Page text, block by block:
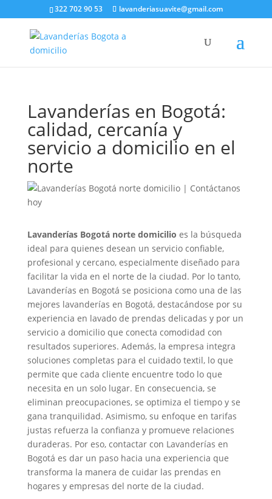
322 702 90 53 lavanderiasuavite@gmail.com
Lavanderías en Bogotá:
calidad, cercanía y
servicio a domicilio en el
norte
Lavanderías Bogotá norte domicilio es la búsqueda
ideal para quienes desean un servicio confiable,
profesional y cercano, especialmente diseñado para
facilitar la vida en el norte de la ciudad. Por lo tanto,
Lavanderías en Bogotá se posiciona como una de las
mejores lavanderías en Bogotá, destacándose por su
experiencia en lavado de prendas delicadas y por un
servicio a domicilio que conecta comodidad con
resultados superiores. Además, la empresa integra
soluciones completas para el cuidado textil, lo que
permite que cada cliente encuentre todo lo que
necesita en un solo lugar. En consecuencia, se
eliminan preocupaciones, se optimiza el tiempo y se
gana tranquilidad. Asimismo, su enfoque en tarifas
justas refuerza la confianza y promueve relaciones
duraderas. Por eso, contactar con Lavanderías en
Bogotá es dar un paso hacia una experiencia que
transforma la manera de cuidar las prendas en
hogares y empresas del norte de la ciudad.